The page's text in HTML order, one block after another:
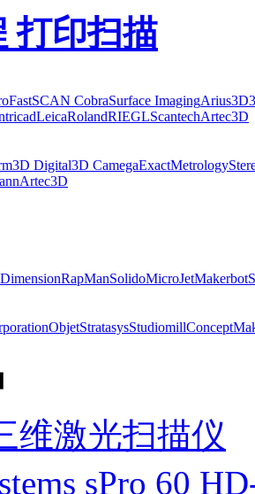
打印扫描
FastSCAN CobraSurface ImagingArius3D
LeicaRolandRIEGLScantechArtec3D
3D Digital3D CamegaExactMetrology
Artec3D
DimensionRapManSolidoMicroJetMakerbot
ObjetStratasysStudiomillConcept
维激光扫描仪
sPro 60